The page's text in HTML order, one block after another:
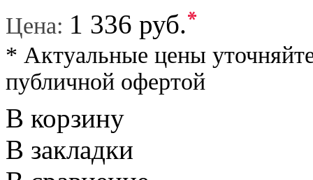
Цена: 1 336 руб.*
* Актуальные цены
публичной офертой
В корзину
В закладки